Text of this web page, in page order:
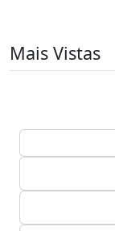
Mais Vistas